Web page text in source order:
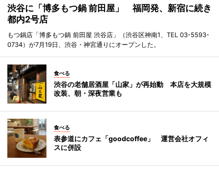
渋谷に「博多もつ鍋 前田屋」 福岡発、新宿に続き
都内2号店
もつ鍋店「博多もつ鍋 前田屋 渋谷店」（渋谷区神南1、TEL 03-5593-
0734）が7月19日、渋谷・神宮通りにオープンした。
食べる
渋谷の老舗居酒屋「山家」が再始動 本店を大規模
改装、朝・深夜営業も
食べる
表参道にカフェ「goodcoffee」 運営会社オフィ
スに併設